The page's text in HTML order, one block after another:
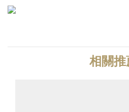
相關推